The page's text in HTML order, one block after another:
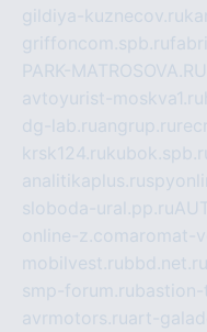
gildiya-kuznecov.ru
griffoncom.spb.ru
PARK-MATROSOVA.RU
avtoyurist-moskva1.ru
dg-lab.ruangrup.ru
krsk124.ru
analitikaplus.ru
sloboda-ural.pp.ru
online-z.comaromat-
mobilvest.rubbd.net.ru
smp-forum.ru
avrmotors.ruart-